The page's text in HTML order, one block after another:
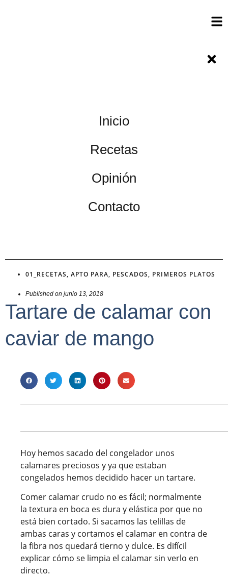
Inicio
Recetas
Opinión
Contacto
01_RECETAS, APTO PARA, PESCADOS, PRIMEROS PLATOS
Published on junio 13, 2018
Tartare de calamar con
caviar de mango
Hoy hemos sacado del congelador unos
calamares preciosos y ya que estaban
congelados hemos decidido hacer un tartare.
Comer calamar crudo no es fácil; normalmente
la textura en boca es dura y elástica por que no
está bien cortado. Si sacamos las telillas de
ambas caras y cortamos el calamar en contra de
la fibra nos quedará tierno y dulce. Es difícil
explicar cómo se limpia el calamar sin verlo en
directo.